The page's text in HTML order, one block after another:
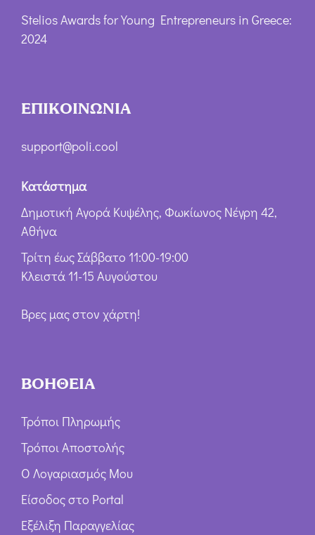
Stelios Awards for Young Entrepreneurs in Greece:
2024
ΕΠΙΚΟΙΝΩΝΙΑ
support@poli.cool
Κατάστημα
Δημοτική Αγορά Κυψέλης, Φωκίωνος Νέγρη 42,
Αθήνα
Τρίτη έως Σάββατο 11:00-19:00
Κλειστά 11-15 Αυγούστου
Βρες μας στον χάρτη!
ΒΟΗΘΕΙΑ
Τρόποι Πληρωμής
Τρόποι Αποστολής
Ο Λογαριασμός Μου
Είσοδος στο Portal
Εξέλιξη Παραγγελίας